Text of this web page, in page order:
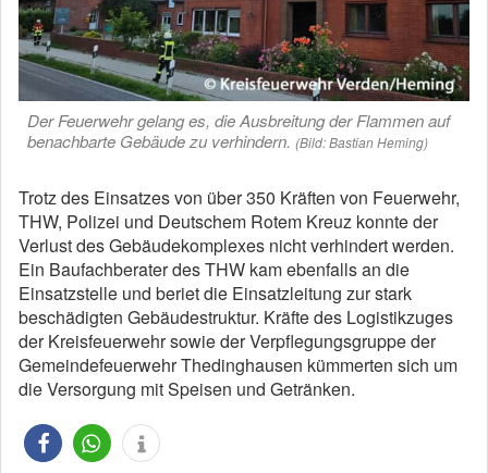
Der Feuerwehr gelang es, die Ausbreitung der Flammen auf
benachbarte Gebäude zu verhindern. (Bild: Bastian Heming)
Trotz des Einsatzes von über 350 Kräften von Feuerwehr,
THW, Polizei und Deutschem Rotem Kreuz konnte der
Verlust des Gebäudekomplexes nicht verhindert werden.
Ein Baufachberater des THW kam ebenfalls an die
Einsatzstelle und beriet die Einsatzleitung zur stark
beschädigten Gebäudestruktur. Kräfte des Logistikzuges
der Kreisfeuerwehr sowie der Verpflegungsgruppe der
Gemeindefeuerwehr Thedinghausen kümmerten sich um
die Versorgung mit Speisen und Getränken.